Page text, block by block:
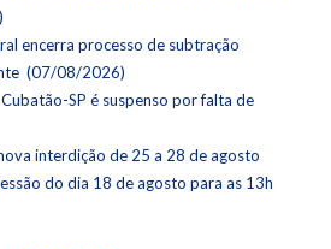
encerra processo de subtração
(07/08/2026)
SP é suspenso por falta de
interdição de 25 a 28 de agosto
do dia 18 de agosto para as 13h